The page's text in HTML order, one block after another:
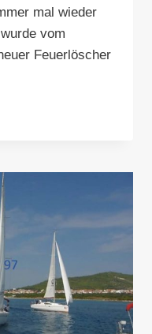
mal wieder
vom
Feuerlöscher